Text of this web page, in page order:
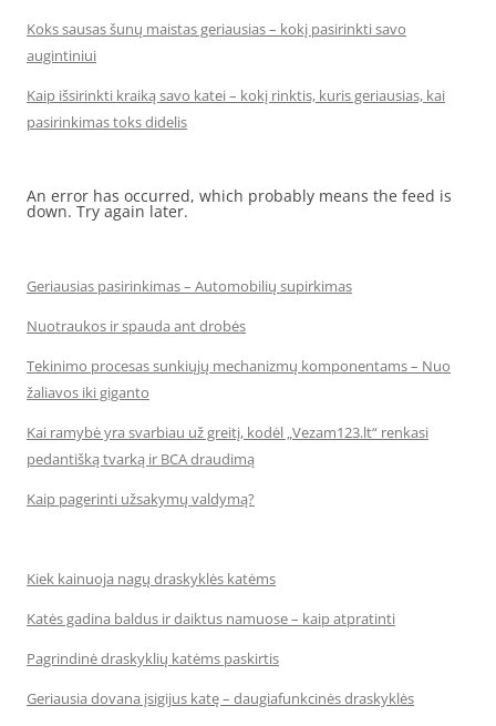
Koks sausas šunų maistas geriausias – kokį pasirinkti savo
augintiniui
Kaip išsirinkti kraiką savo katei – kokį rinktis, kuris geriausias, kai
pasirinkimas toks didelis
An error has occurred, which probably means the feed is
down. Try again later.
Geriausias pasirinkimas – Automobilių supirkimas
Nuotraukos ir spauda ant drobės
Tekinimo procesas sunkiųjų mechanizmų komponentams – Nuo
žaliavos iki giganto
Kai ramybė yra svarbiau už greitį, kodėl „Vezam123.lt“ renkasi
pedantišką tvarką ir BCA draudimą
Kaip pagerinti užsakymų valdymą?
Kiek kainuoja nagų draskyklės katėms
Katės gadina baldus ir daiktus namuose – kaip atpratinti
Pagrindinė draskyklių katėms paskirtis
Geriausia dovana įsigijus katę – daugiafunkcinės draskyklės